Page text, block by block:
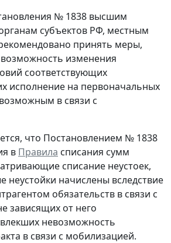
№ 1838 высшим
субъектов РФ, местным
принять меры,
изменения
соответствующих
исполнение на первоначальных
в связи с
что Постановлением № 1838
в Правила списания сумм
списание неустоек,
неустойки начислены вследствие
обязательств в связи с
зависящих от него
невозможность
в связи с мобилизацией.